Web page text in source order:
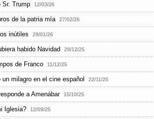
Sr. Trump 12/03/26
de la patria mía 27/02/26
inútiles 29/01/26
habido Navidad 29/12/25
de Franco 11/12/25
un milagro en el cine español 22/11/25
a Amenábar 15/10/25
Iglesia? 12/09/25